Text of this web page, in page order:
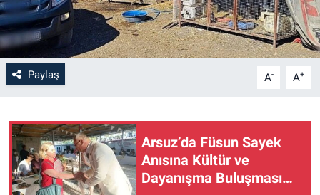
Paylaş A- A+
Arsuz’da Füsun Sayek
Anısına Kültür ve
Dayanışma Buluşması…